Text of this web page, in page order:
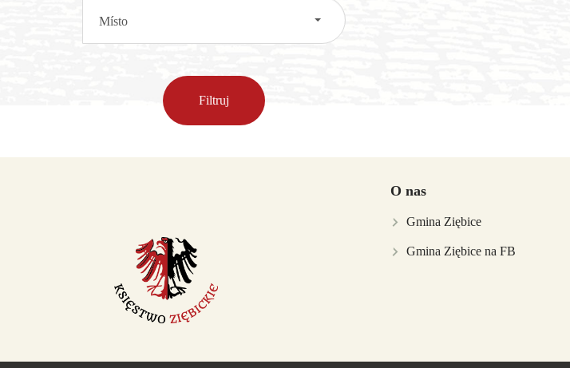
Místo
O nas
Gmina Ziębice
Gmina Ziębice na FB